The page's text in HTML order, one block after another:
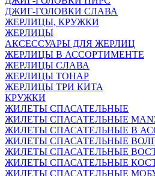
ДЖИГ-ГОЛОВКИ СЛАВА
ЖЕРЛИЦЫ, КРУЖКИ
ЖЕРЛИЦЫ
АКСЕССУАРЫ ДЛЯ ЖЕРЛИЦ
ЖЕРЛИЦЫ В АССОРТИМЕНТЕ
ЖЕРЛИЦЫ СЛАВА
ЖЕРЛИЦЫ ТОНАР
ЖЕРЛИЦЫ ТРИ КИТА
КРУЖКИ
ЖИЛЕТЫ СПАСАТЕЛЬНЫЕ
ЖИЛЕТЫ СПАСАТЕЛЬНЫЕ
ЖИЛЕТЫ СПАСАТЕЛЬНЫЕ В
ЖИЛЕТЫ СПАСАТЕЛЬНЫЕ
ЖИЛЕТЫ СПАСАТЕЛЬНЫЕ
ЖИЛЕТЫ СПАСАТЕЛЬНЫЕ
ЖИЛЕТЫ СПАСАТЕЛЬНЫЕ